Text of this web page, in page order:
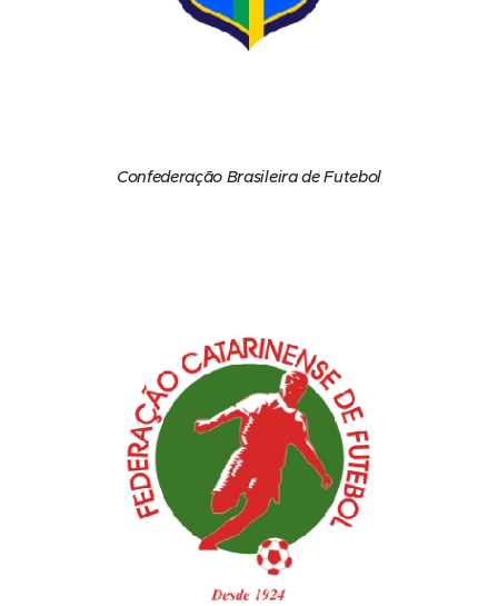
Confederação Brasileira de Futebol